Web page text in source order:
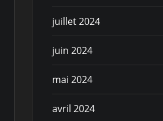
juillet 2024
juin 2024
mai 2024
avril 2024